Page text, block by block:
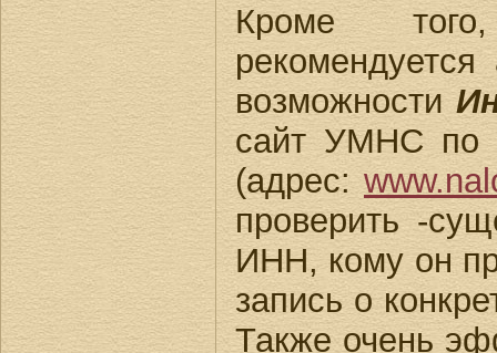
Кроме того,
рекомендуется
возможности
сайт УМНС по
(адрес:
проверить -
ИНН, кому он
запись о
Также очень